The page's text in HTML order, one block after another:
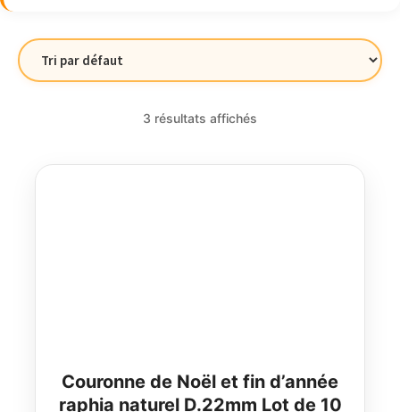
3 résultats affichés
Couronne de Noël et fin d’année
raphia naturel D.22mm Lot de 10